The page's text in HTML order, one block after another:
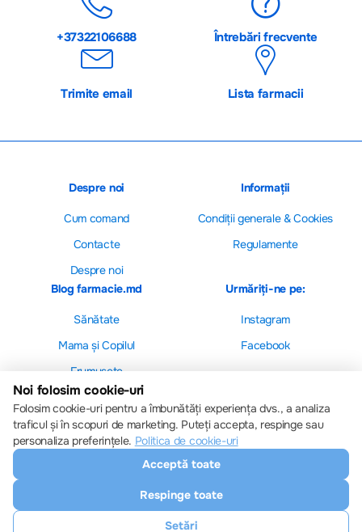
+37322106688 Întrebări frecvente
Trimite email Lista farmacii
Despre noi
Cum comand
Contacte
Despre noi
Informații
Сondiții generale & Cookies
Regulamente
Blog farmacie.md
Sănătate
Mama și Copilul
Frumusețe
Urmăriți-ne pe:
Instagram
Facebook
Farmacie.md
Descărcați aplicația noastră
Setări cookie-uri
Politica de cookie-uri
Noi folosim cookie-uri
Folosim cookie-uri pentru a îmbunătăți experiența dvs., a analiza
traficul și în scopuri de marketing. Puteți accepta, respinge sau
personaliza preferințele. Politica de cookie-uri
Acceptă toate
Respinge toate
Setări